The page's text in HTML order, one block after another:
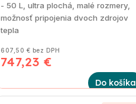
607,50 € bez DPH
747,23 €
Do košíka
- 50 L, ultra plochá, malé rozmery,
možnosť pripojenia dvoch zdrojov
tepla